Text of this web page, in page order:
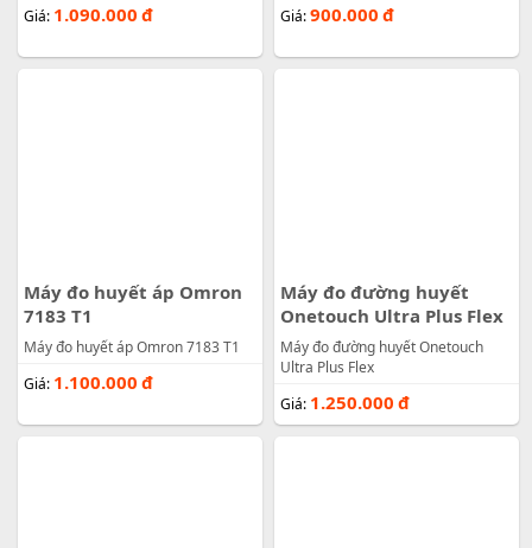
Giá: 1.090.000 đ
Giá:900.000 đ
Máy đo huyết áp Omron
7183 T1
Máy đo huyết áp Omron 7183 T1
Giá: 1.100.000 đ
Máy đo đường huyết
Onetouch Ultra Plus Flex
Máy đo đường huyết Onetouch
Ultra Plus Flex
Giá: 1.250.000 đ